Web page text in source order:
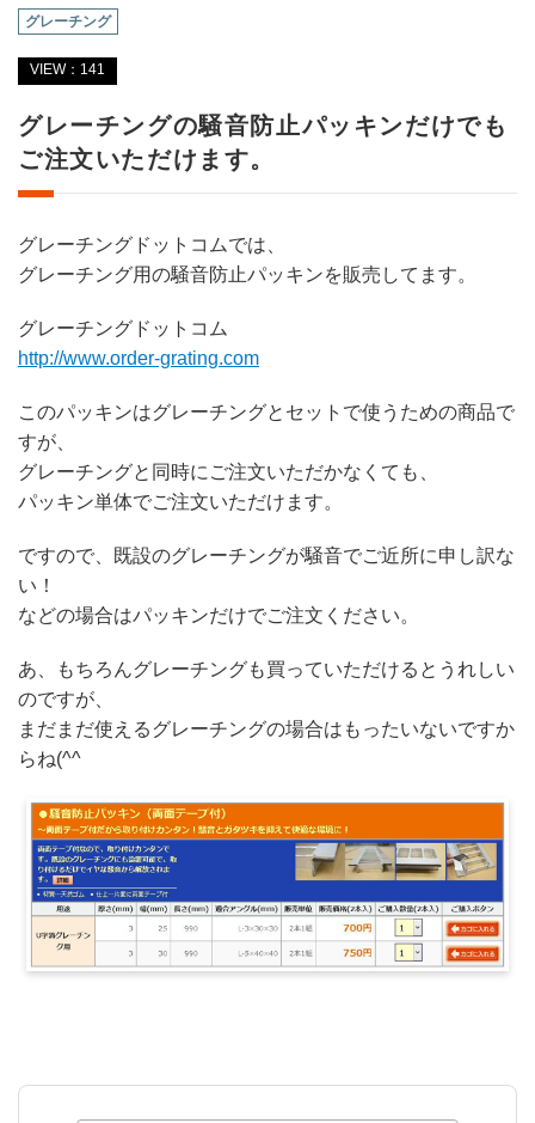
グレーチング
VIEW：141
グレーチングの騒音防止パッキンだけでも
ご注文いただけます。
グレーチングドットコムでは、
グレーチング用の騒音防止パッキンを販売してます。
グレーチングドットコム
http://www.order-grating.com
このパッキンはグレーチングとセットで使うための商品で
すが、
グレーチングと同時にご注文いただかなくても、
パッキン単体でご注文いただけます。
ですので、既設のグレーチングが騒音でご近所に申し訳な
い！
などの場合はパッキンだけでご注文ください。
あ、もちろんグレーチングも買っていただけるとうれしい
のですが、
まだまだ使えるグレーチングの場合はもったいないですか
らね(^^ゞ